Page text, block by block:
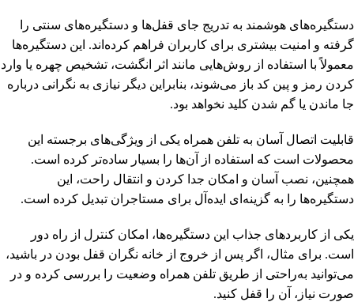
دستگیره‌های هوشمند به تدریج جای قفل‌ها و دستگیره‌های سنتی را
گرفته و امنیت بیشتری برای کاربران فراهم کرده‌اند. این دستگیره‌ها
معمولاً با استفاده از روش‌هایی مانند اثر انگشت، تشخیص چهره یا وارد
کردن رمز و پین کد باز می‌شوند، بنابراین دیگر نیازی به نگرانی درباره
جا ماندن یا گم شدن کلید نخواهد بود.
قابلیت اتصال آسان به تلفن همراه یکی از ویژگی‌های برجسته این
محصولات است که استفاده از آن‌ها را بسیار ساده‌تر کرده است.
همچنین، نصب آسان و امکان جدا کردن و انتقال راحت، این
دستگیره‌ها را به گزینه‌ای ایده‌آل برای مستاجران تبدیل کرده است.
یکی از کاربردهای جذاب این دستگیره‌ها، امکان کنترل از راه دور
است. برای مثال، اگر پس از خروج از خانه نگران قفل بودن در باشید،
می‌توانید به‌راحتی از طریق تلفن همراه وضعیت را بررسی کرده و در
صورت نیاز، آن را قفل کنید.